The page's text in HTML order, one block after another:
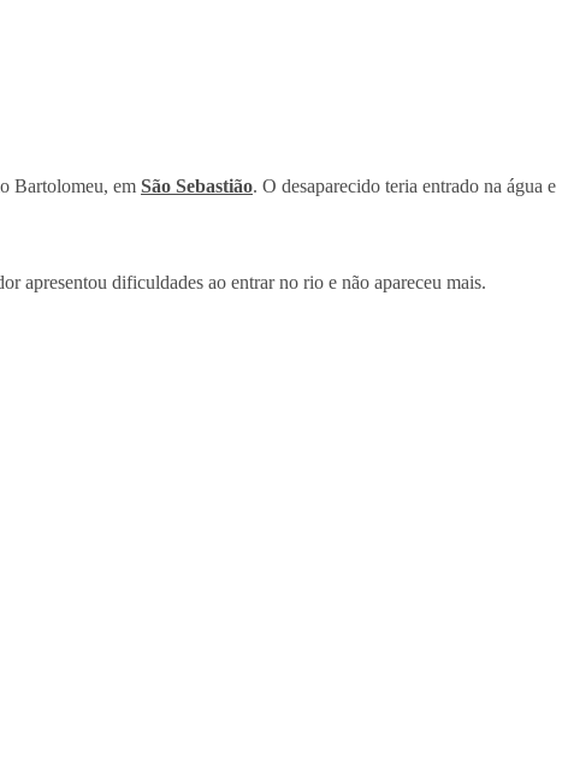
Bartolomeu, em São Sebastião. O desaparecido teria entrado na água e
apresentou dificuldades ao entrar no rio e não apareceu mais.